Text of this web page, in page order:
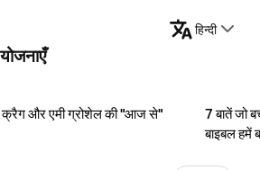
हिन्दी
योजनाएँ
क्रैग और एमी ग्रोशेल की "आज से"
7 बातें जो
बाइबल हमें